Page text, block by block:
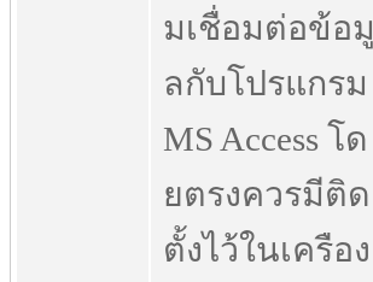
มเชื่อมต่อข้อมู
ลกับโปรแกรม
MS Access โด
ยตรงควรมีติด
ตั้งไว้ในเครือง